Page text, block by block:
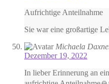
Aufrichtige Anteilnahme
Sie war eine großartige
Michaela
Dezember 19, 2022
In lieber Erinnerung an